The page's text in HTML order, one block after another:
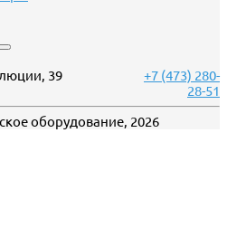
39
+7 (473) 280-
28-51
оборудование, 2026